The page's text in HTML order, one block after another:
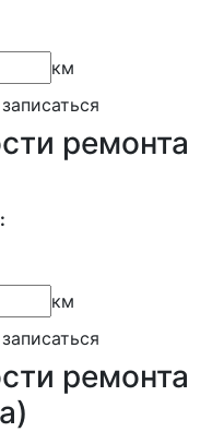
км
ремонта
км
ремонта